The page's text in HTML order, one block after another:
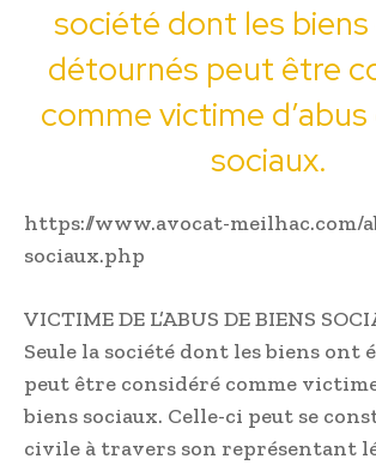
société dont les
détournés peut être
comme victime
sociaux.
https://www.avocat-meilhac.com/
sociaux.php
VICTIME DE L’ABUS DE BIENS
Seule la société dont les biens ont
peut être considéré comme victime
biens sociaux. Celle-ci peut se
civile à travers son représentant